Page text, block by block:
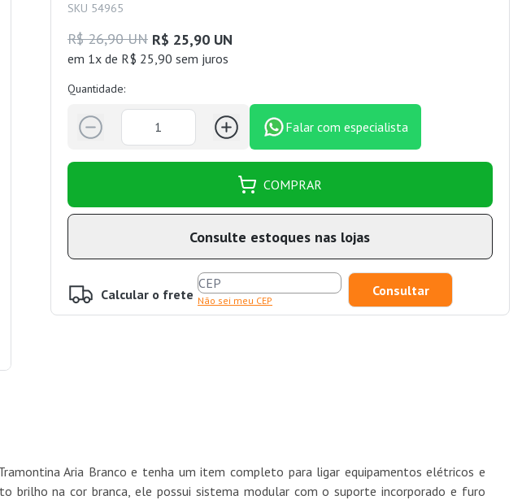
SKU 54965
R$ 26,90 UN R$ 25,90 UN
em 1x de R$ 25,90 sem juros
Quantidade:
Falar com especialista
COMPRAR
Consulte estoques nas lojas
Calcular o frete Não sei meu CEP
Aria Branco e tenha um item completo para ligar equipamentos elétricos e
brilho na cor branca, ele possui sistema modular com o suporte incorporado e furo